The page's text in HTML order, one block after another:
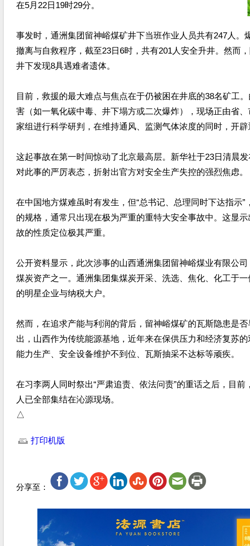
在5月22日19时29分。
事发时，通洲集团留神峪煤矿井下当班作业人员共有247人。
撤离与自救程序，截至23日6时，共有201人安全升井。然而
井下发现8具遇难者遗体。
目前，救援的最大难点与焦点在于仍被困在井底的38名矿工
害（如一氧化碳中毒、井下塌方或二次爆炸），现场正由省
家组进行科学研判，在维持通风、监测气体浓度的同时，开辟
这起事故在第一时间惊动了北京最高层。新华社于23日清晨
对此事的严厉表态，折射出官方对安全生产失控的强烈焦虑。
在中国地方煤难虽时有发生，但“总书记、总理同时下达指示”
的规格，通常只出现在极为严重的重特大安全事故中。这显
故的性质定位极其严重。
公开资料显示，此次涉事的山西通洲集团留神峪煤业有限公
煤炭资产之一。通洲集团集煤炭开采、洗选、焦化、化工于
的明星企业与纳税大户。
然而，在追求产能与利润的背后，留神峪煤矿的瓦斯隐患是
出，山西作为传统能源基地，近年来在保供压力和经济复苏
能力生产、安全设备维护不到位、瓦斯抽采不达标等顽疾。
在习李两人同时祭出“严肃追责、依法问责”的重话之后，目
人已全部集结在沁源现场。
△
打印机版
分享至：